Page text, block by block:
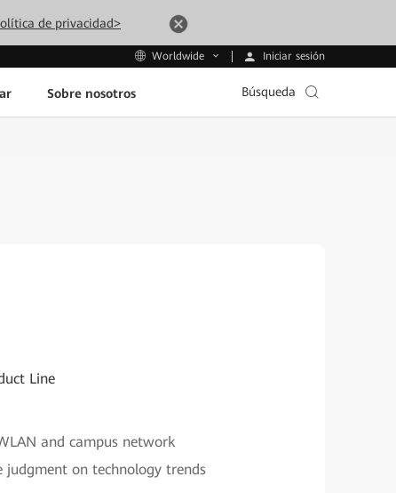
de privacidad>
Worldwide Iniciar sesión
Sobre nosotros Búsqueda
Line
and campus network
judgment on technology trends